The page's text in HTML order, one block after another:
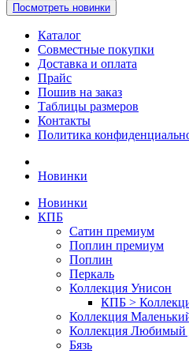
Посмотреть новинки
Каталог
Совместные покупки
Доставка и оплата
Прайс
Пошив на заказ
Таблицы размеров
Контакты
Политика
Новинки
Новинки
КПБ
Сатин премиум
Поплин премиум
Поплин
Перкаль
Коллекция Унисон
КПБ >
Коллекция
Коллекция Любимый
Бязь